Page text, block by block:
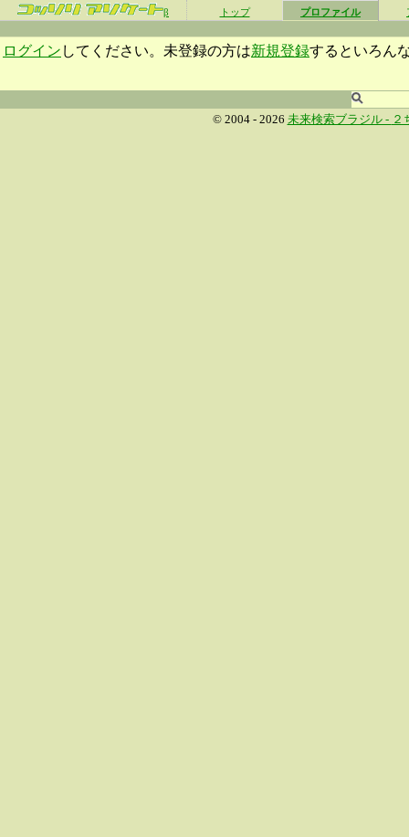
β トップ プロファイル
ログイン してください。未登録の方は新規登録するといろん
© 2004 - 2026 未来検索ブラジル - ２